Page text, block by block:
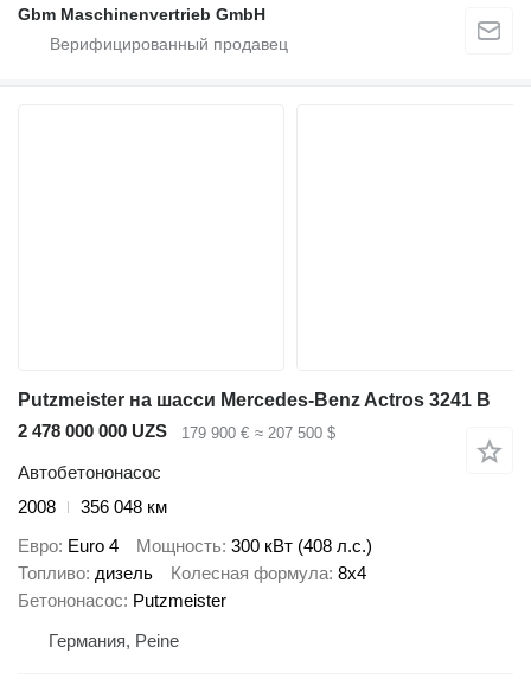
Gbm Maschinenvertrieb GmbH
Putzmeister на шасси Mercedes-Benz Actros 3241 B
2 478 000 000 UZS
179 900 € ≈ 207 500 $
Автобетононасос
2008
356 048 км
Евро Euro 4 Мощность 300 кВт (408 л.с.)
Топливо дизель Колесная формула 8x4
Бетононасос Putzmeister
Германия, Peine